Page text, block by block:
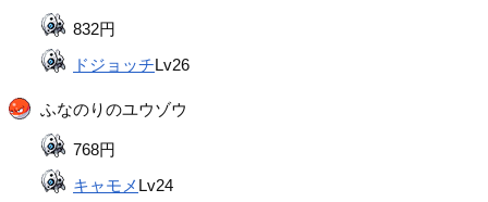
832円
ドジョッチLv26
ふなのりのユウゾウ
768円
キャモメ Lv24